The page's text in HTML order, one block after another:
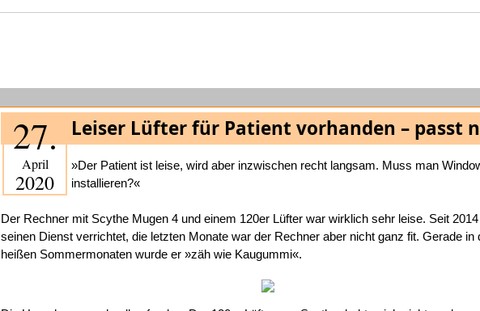
27.
April
2020
Leiser Lüfter für Patient vorhanden – passt
»Der Patient ist leise, wird aber inzwischen recht langsam. Muss man
installieren?«
Der Rechner mit Scythe Mugen 4 und einem 120er Lüfter war wirklich sehr leise. Seit
seinen Dienst verrichtet, die letzten Monate war der Rechner aber nicht ganz fit. Gerade in
heißen Sommermonaten wurde er »zäh wie Kaugummi«.